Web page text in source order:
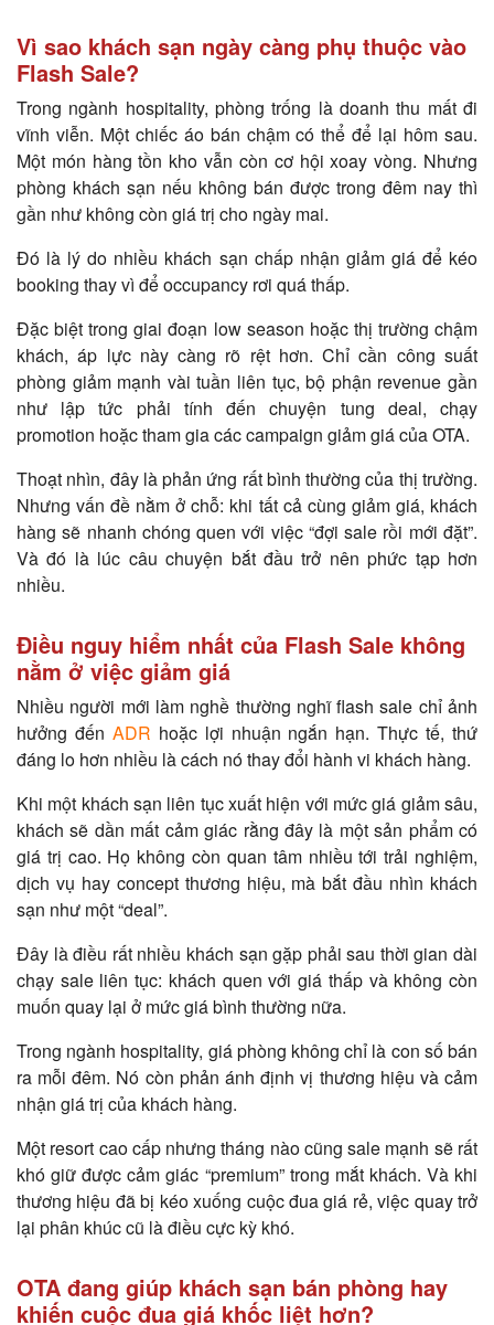
Vì sao khách sạn ngày càng phụ thuộc vào
Flash Sale?
Trong ngành hospitality, phòng trống là doanh thu mất đi
vĩnh viễn. Một chiếc áo bán chậm có thể để lại hôm sau.
Một món hàng tồn kho vẫn còn cơ hội xoay vòng. Nhưng
phòng khách sạn nếu không bán được trong đêm nay thì
gần như không còn giá trị cho ngày mai.
Đó là lý do nhiều khách sạn chấp nhận giảm giá để kéo
booking thay vì để occupancy rơi quá thấp.
Đặc biệt trong giai đoạn low season hoặc thị trường chậm
khách, áp lực này càng rõ rệt hơn. Chỉ cần công suất
phòng giảm mạnh vài tuần liên tục, bộ phận revenue gần
như lập tức phải tính đến chuyện tung deal, chạy
promotion hoặc tham gia các campaign giảm giá của OTA.
Thoạt nhìn, đây là phản ứng rất bình thường của thị trường.
Nhưng vấn đề nằm ở chỗ: khi tất cả cùng giảm giá, khách
hàng sẽ nhanh chóng quen với việc “đợi sale rồi mới đặt”.
Và đó là lúc câu chuyện bắt đầu trở nên phức tạp hơn
nhiều.
Điều nguy hiểm nhất của Flash Sale không
nằm ở việc giảm giá
Nhiều người mới làm nghề thường nghĩ flash sale chỉ ảnh
hưởng đến ADR hoặc lợi nhuận ngắn hạn. Thực tế, thứ
đáng lo hơn nhiều là cách nó thay đổi hành vi khách hàng.
Khi một khách sạn liên tục xuất hiện với mức giá giảm sâu,
khách sẽ dần mất cảm giác rằng đây là một sản phẩm có
giá trị cao. Họ không còn quan tâm nhiều tới trải nghiệm,
dịch vụ hay concept thương hiệu, mà bắt đầu nhìn khách
sạn như một “deal”.
Đây là điều rất nhiều khách sạn gặp phải sau thời gian dài
chạy sale liên tục: khách quen với giá thấp và không còn
muốn quay lại ở mức giá bình thường nữa.
Trong ngành hospitality, giá phòng không chỉ là con số bán
ra mỗi đêm. Nó còn phản ánh định vị thương hiệu và cảm
nhận giá trị của khách hàng.
Một resort cao cấp nhưng tháng nào cũng sale mạnh sẽ rất
khó giữ được cảm giác “premium” trong mắt khách. Và khi
thương hiệu đã bị kéo xuống cuộc đua giá rẻ, việc quay trở
lại phân khúc cũ là điều cực kỳ khó.
OTA đang giúp khách sạn bán phòng hay
khiến cuộc đua giá khốc liệt hơn?